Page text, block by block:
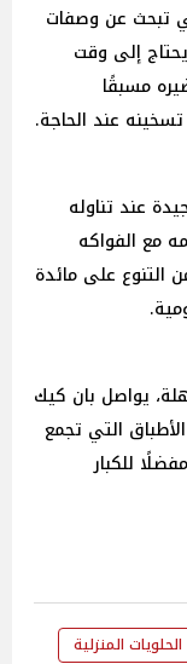
تبحث عن وصفات
إلى وقت
مسبقًا
عند الحاجة.
عند تناوله
مع الفواكه
التنوع على مائدة
يواصل بان كيك
التي تجمع
للكبار
الحلويات المنزلية